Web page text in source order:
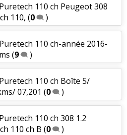
110 ch Peugeot 308
110, (0 )
110 ch-année 2016-
(9 )
110 ch Boîte 5/
07,201 (0 )
110 ch 308 1.2
110 ch B (0 )